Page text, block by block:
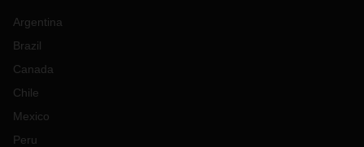
Argentina
Brazil
Canada
Chile
Mexico
Peru